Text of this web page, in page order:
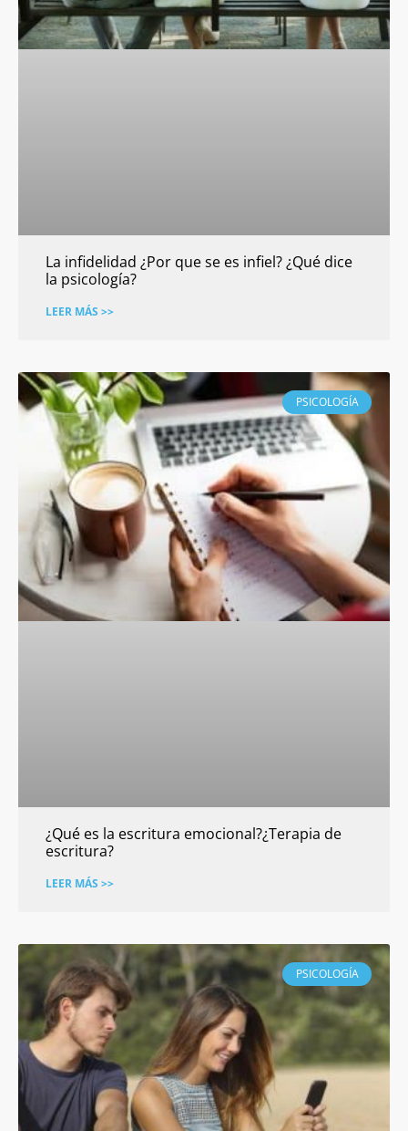
La infidelidad ¿Por que se es infiel? ¿Qué dice
la psicología?
LEER MÁS >>
PSICOLOGÍA
¿Qué es la escritura emocional?¿Terapia de
escritura?
LEER MÁS >>
PSICOLOGÍA